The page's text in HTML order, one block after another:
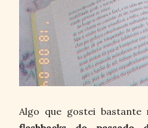
Algo que gostei